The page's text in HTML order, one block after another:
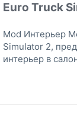
Euro Truck
Mod Интерьер
Simulator 2,
интерьер в